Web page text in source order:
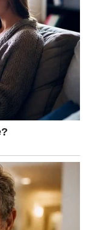
SE
važan period.
koliko vrijede.
bi konačno
sa
odlukom koja bi